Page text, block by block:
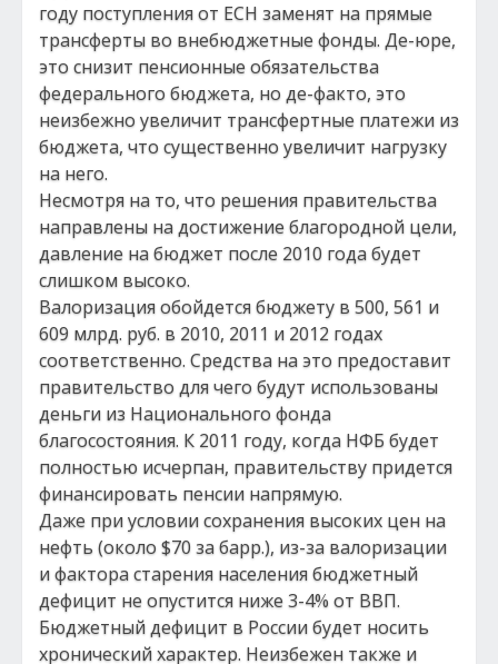
году поступления от ЕСН заменят на прямые
трансферты во внебюджетные фонды. Де-юре,
это снизит пенсионные обязательства
федерального бюджета, но де-факто, это
неизбежно увеличит трансфертные платежи из
бюджета, что существенно увеличит нагрузку
на него.
Несмотря на то, что решения правительства
направлены на достижение благородной цели,
давление на бюджет после 2010 года будет
слишком высоко.
Валоризация обойдется бюджету в 500, 561 и
609 млрд. руб. в 2010, 2011 и 2012 годах
соответственно. Средства на это предоставит
правительство для чего будут использованы
деньги из Национального фонда
благосостояния. К 2011 году, когда НФБ будет
полностью исчерпан, правительству придется
финансировать пенсии напрямую.
Даже при условии сохранения высоких цен на
нефть (около $70 за барр.), из-за валоризации
и фактора старения населения бюджетный
дефицит не опустится ниже 3-4% от ВВП.
Бюджетный дефицит в России будет носить
хронический характер. Неизбежен также и